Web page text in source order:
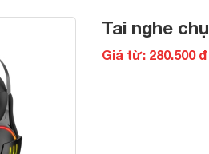
Tai nghe
Giá từ: 280.500 đ